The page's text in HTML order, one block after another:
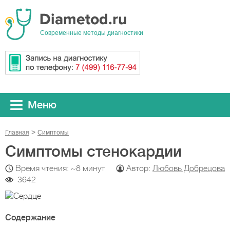
Cовременные методы диагностики
Меню
Главная Симптомы
Симптомы стенокардии
Время чтения: ~8 минут Автор: Любовь Добрецова
3642
Содержание